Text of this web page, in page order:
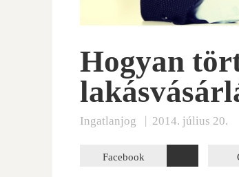
Hogyan
Ingatlanjog | 2014. július 20.
Facebook